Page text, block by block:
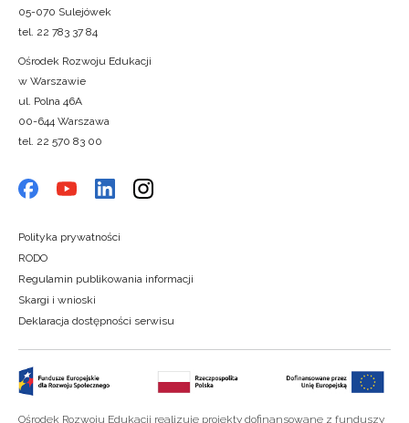
05-070 Sulejówek
tel. 22 783 37 84
Ośrodek Rozwoju Edukacji
w Warszawie
ul. Polna 46A
00-644 Warszawa
tel. 22 570 83 00
Polityka prywatności
RODO
Regulamin publikowania informacji
Skargi i wnioski
Deklaracja dostępności serwisu
Ośrodek Rozwoju Edukacji realizuje projekty dofinansowane z funduszy